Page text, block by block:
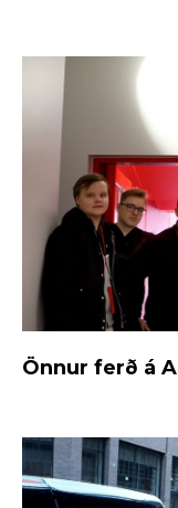
Önnur ferð á